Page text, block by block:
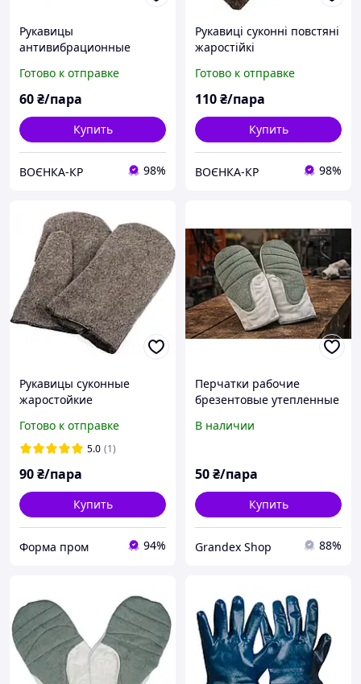
Рукавицы
антивибрационные
Готово к отправке
60₴/пара
Купить
ВОЄНКА-КР 98%
Рукавиці суконні повстяні
жаростійкі
Готово к отправке
110₴/пара
Купить
ВОЄНКА-КР 98%
Рукавицы суконные
жаростойкие
Готово к отправке
5.0 (1)
90₴/пара
Купить
Форма пром 94%
Перчатки рабочие
брезентовые утепленные
тяжелых работ
В наличии
50₴/пара
Купить
Grandex Shop 88%